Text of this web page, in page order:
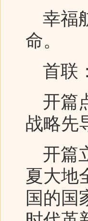
幸福
命。
首联
开篇
战略先
开篇
夏大地
国的国